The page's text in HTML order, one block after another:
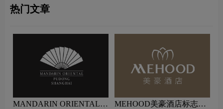
热门文章
MANDARIN ORIENTAL文
MEHOOD美豪酒店标志设